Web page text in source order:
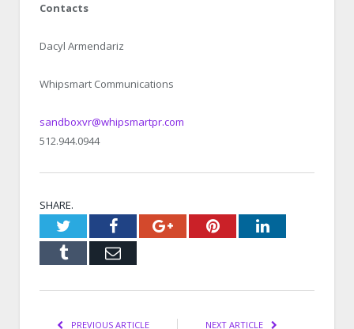
Contacts
Dacyl Armendariz
Whipsmart Communications
sandboxvr@whipsmartpr.com
512.944.0944
SHARE.
TwitterFacebookGoogle+PinterestLinkedIn
Tumblr Email
PREVIOUS ARTICLE NEXT ARTICLE